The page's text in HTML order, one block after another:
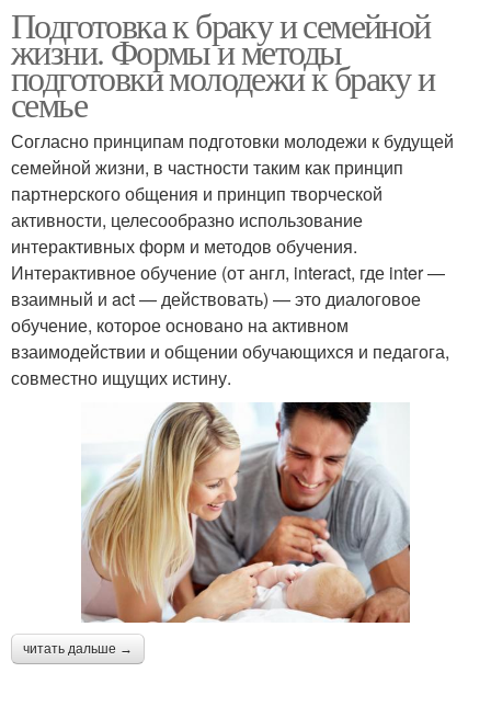
Подготовка к браку и семейной
жизни. Формы и методы
подготовки молодежи к браку и
семье
Согласно принципам подготовки молодежи к будущей
семейной жизни, в частности таким как принцип
партнерского общения и принцип творческой
активности, целесообразно использование
интерактивных форм и методов обучения.
Интерактивное обучение (от англ, interact, где inter —
взаимный и act — действовать) — это диалоговое
обучение, которое основано на активном
взаимодействии и общении обучающихся и педагога,
совместно ищущих истину.
читать дальше →